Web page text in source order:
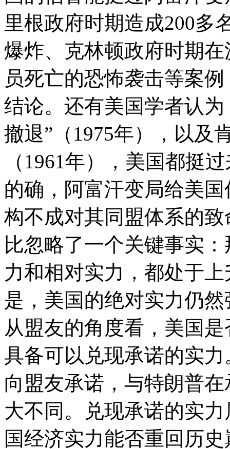
里根政府时期造成200多
爆炸、克林顿政府时期
员死亡的恐怖袭击等案
结论。还有美国学者认
撤退”（1975年），以及
（1961年），美国都挺
的确，阿富汗变局给美
构不成对其同盟体系的
比忽略了一个关键事实
力和相对实力，都处于
是，美国的绝对实力仍
从盟友的角度看，美国
具备可以兑现承诺的实
向盟友承诺，与特朗普
大不同。兑现承诺的实
国经济实力能否重回历